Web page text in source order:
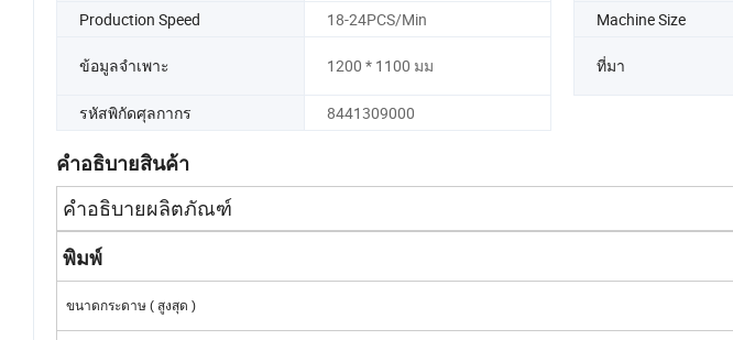
Production Speed
18-24PCS/Min Machine Size
ข้อมูลจำเพาะ 1200 * 1100 มม ที่มา
รหัสพิกัดศุลกากร
8441309000
คำอธิบายสินค้า
คำอธิบายผลิตภัณฑ์
พิมพ์
ขนาดกระดาษ ( สูงสุด )